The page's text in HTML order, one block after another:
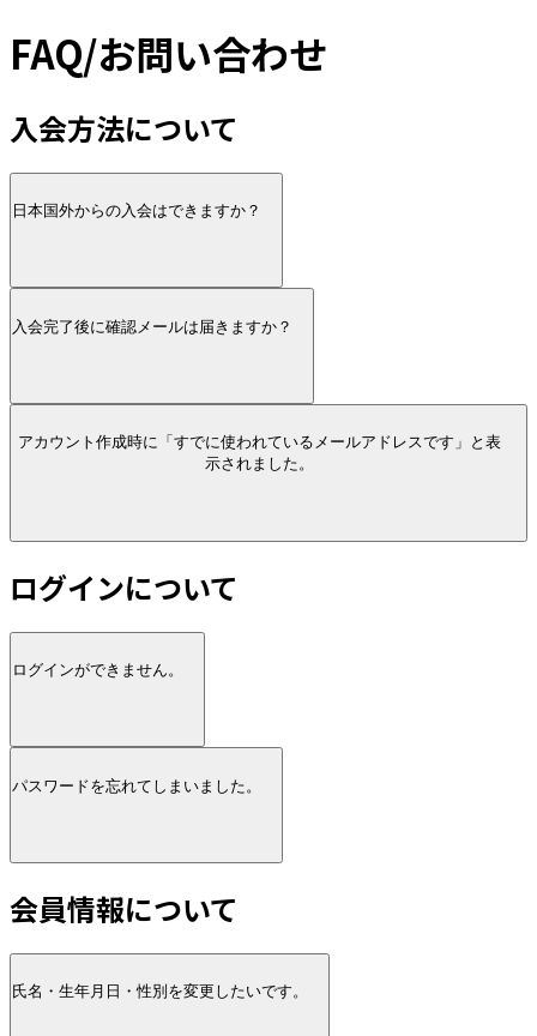
FAQ/お問い合わせ
入会方法について
日本国外からの入会はできますか？
入会完了後に確認メールは届きますか？
アカウント作成時に「すでに使われているメールアドレスです」と表
示されました。
ログインについて
ログインができません。
パスワードを忘れてしまいました。
会員情報について
氏名・生年月日・性別を変更したいです。